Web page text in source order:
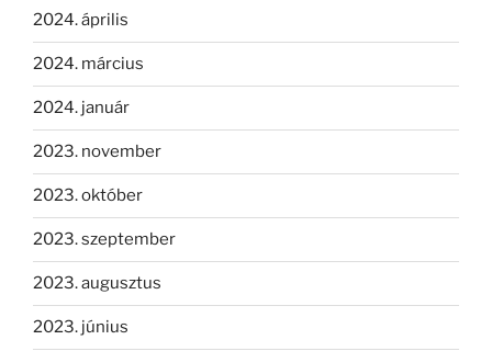
2024. április
2024. március
2024. január
2023. november
2023. október
2023. szeptember
2023. augusztus
2023. június